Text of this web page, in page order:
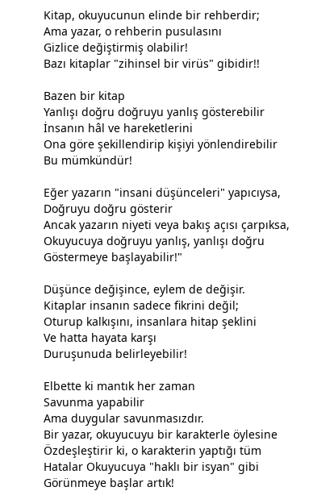
Kitap, okuyucunun elinde bir rehberdir;
Ama yazar, o rehberin pusulasını
Gizlice değiştirmiş olabilir!
Bazı kitaplar "zihinsel bir virüs" gibidir!!
Bazen bir kitap
Yanlışı doğru doğruyu yanlış gösterebilir
İnsanın hâl ve hareketlerini
Ona göre şekillendirip kişiyi yönlendirebilir
Bu mümkündür!
Eğer yazarın "insani düşünceleri" yapıcıysa,
Doğruyu doğru gösterir
Ancak yazarın niyeti veya bakış açısı çarpıksa,
Okuyucuya doğruyu yanlış, yanlışı doğru
Göstermeye başlayabilir!"
Düşünce değişince, eylem de değişir.
Kitaplar insanın sadece fikrini değil;
Oturup kalkışını, insanlara hitap şeklini
Ve hatta hayata karşı
Duruşunuda belirleyebilir!
Elbette ki mantık her zaman
Savunma yapabilir
Ama duygular savunmasızdır.
Bir yazar, okuyucuyu bir karakterle öylesine
Özdeşleştirir ki, o karakterin yaptığı tüm
Hatalar Okuyucuya "haklı bir isyan" gibi
Görünmeye başlar artık!